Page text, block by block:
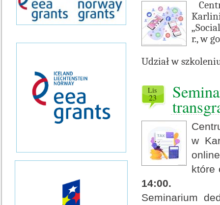
r., w
Udział w
lis
23
w
które
14:00.
Seminarium